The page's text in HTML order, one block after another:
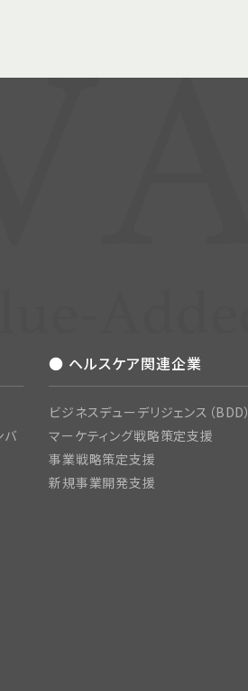
バ
● ヘルスケア関連企業
ビジネスデューデリジェンス（BDD）
マーケティング戦略策定支援
事業戦略策定支援
新規事業開発支援